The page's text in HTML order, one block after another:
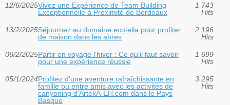
12/6/2025Vivez une Expérience de Team Building
Exceptionnelle à Proximité de Bordeaux
1 743
Hits
13/2/2025Séjournez au domaine ecotelia pour profiter
de maison dans les abres
2 196
Hits
06/2/2025Partir en voyage l'hiver : Ce qu'il faut savoir
pour une expérience réussie
1 699
Hits
05/1/2024Profitez d'une aventure rafraîchissante en
famille ou entre amis avec les activités de
canyoning d'ArtekA-EH.com dans le Pays
Basque
3 295
Hits